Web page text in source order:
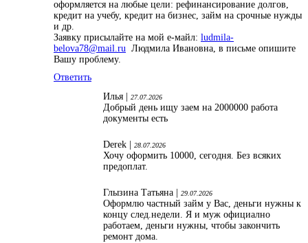
оформляется на любые цели: рефинансирование долгов,
кредит на учебу, кредит на бизнес, займ на срочные нужды
и др.
Заявку присылайте на мой е-майл: ludmila-
belova78@mail.ru Людмила Ивановна, в письме опишите
Вашу проблему.
Ответить
Илья |
27.07.2026
Добрый день ищу заем на 2000000 работа
документы есть
Derek | 28.07.2026
Хочу оформить 10000, сегодня. Без всяких
предоплат.
Глызина Татьяна | 29.07.2026
Оформлю частный займ у Вас, деньги нужны к
концу след.недели. Я и муж официално
работаем, деньги нужны, чтобы закончить
ремонт дома.